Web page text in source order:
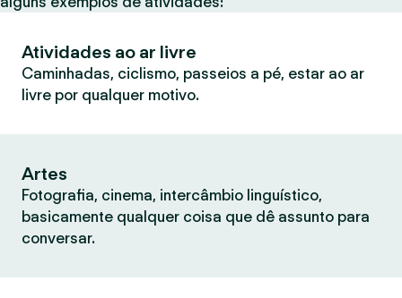
Atividades ao ar livre
Caminhadas, ciclismo, passeios a pé, estar ao ar
livre por qualquer motivo.
Artes
Fotografia, cinema, intercâmbio linguístico,
basicamente qualquer coisa que dê assunto para
conversar.